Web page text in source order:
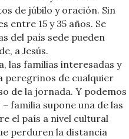
de júbilo y oración. Sin
entre 15 y 35 años. Se
del país sede pueden
a Jesús.
las familias interesadas y
peregrinos de cualquier
de la jornada. Y podemos
familia supone una de las
el país a nivel cultural
perduren la distancia